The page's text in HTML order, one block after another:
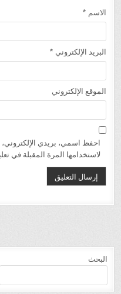
الاسم *
البريد الإلكتروني *
الموقع الإلكتروني
احفظ اسمي، بريدي
لاستخدامها المرة المقبلة في
البحث